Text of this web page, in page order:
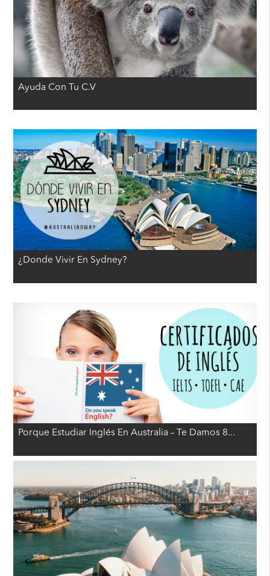
Ayuda Con Tu C.V
¿Donde Vivir En Sydney?
Porque Estudiar Inglés En Australia – Te Damos 8...